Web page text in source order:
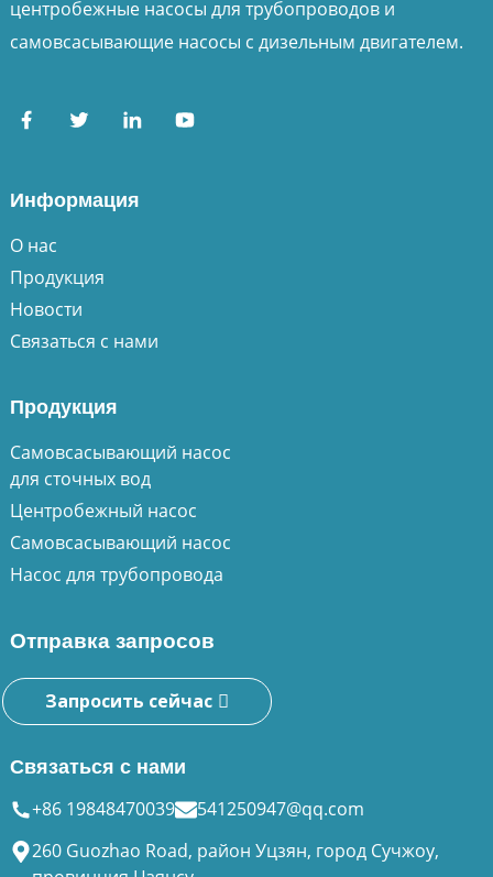
центробежные насосы для трубопроводов и
самовсасывающие насосы с дизельным двигателем.
Информация
О нас
Продукция
Новости
Связаться с нами
Продукция
Самовсасывающий насос
для сточных вод
Центробежный насос
Самовсасывающий насос
Насос для трубопровода
Отправка запросов
Запросить сейчас
Связаться с нами
+86 19848470039
541250947@qq.com
260 Guozhao Road, район Уцзян, город Сучжоу,